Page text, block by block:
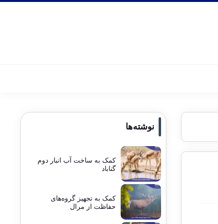
نوشته‌ها
کمک به ساخت آب انبار دوم
گناباد
کمک به تجهیز گروه‌های
حفاظت از مرال